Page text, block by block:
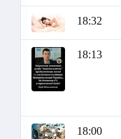
18:32
18:13
18:00